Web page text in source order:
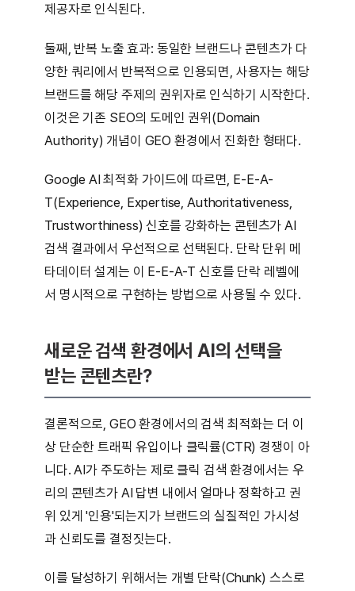
제공자로 인식된다.
둘째, 반복 노출 효과: 동일한 브랜드나 콘텐츠가 다
양한 쿼리에서 반복적으로 인용되면, 사용자는 해당
브랜드를 해당 주제의 권위자로 인식하기 시작한다.
이것은 기존 SEO의 도메인 권위(Domain
Authority) 개념이 GEO 환경에서 진화한 형태다.
Google AI 최적화 가이드에 따르면, E-E-A-
T(Experience, Expertise, Authoritativeness,
Trustworthiness) 신호를 강화하는 콘텐츠가 AI
검색 결과에서 우선적으로 선택된다. 단락 단위 메
타데이터 설계는 이 E-E-A-T 신호를 단락 레벨에
서 명시적으로 구현하는 방법으로 사용될 수 있다.
새로운 검색 환경에서 AI의 선택을
받는 콘텐츠란?
결론적으로, GEO 환경에서의 검색 최적화는 더 이
상 단순한 트래픽 유입이나 클릭률(CTR) 경쟁이 아
니다. AI가 주도하는 제로 클릭 검색 환경에서는 우
리의 콘텐츠가 AI 답변 내에서 얼마나 정확하고 권
위 있게 '인용'되는지가 브랜드의 실질적인 가시성
과 신뢰도를 결정짓는다.
이를 달성하기 위해서는 개별 단락(Chunk) 스스로